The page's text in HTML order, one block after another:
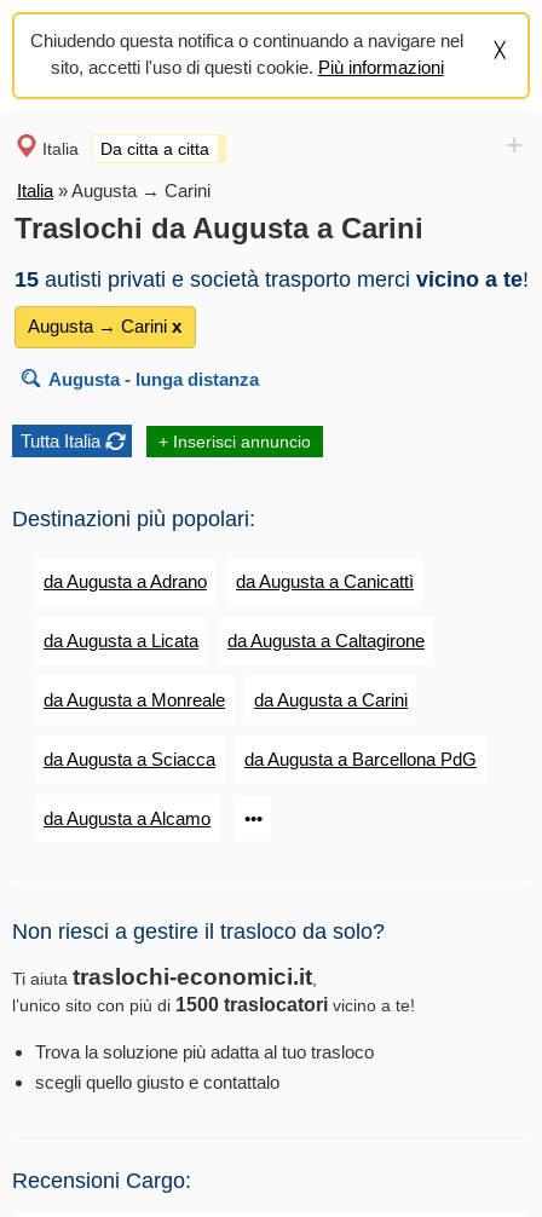
Chiudendo questa notifica o continuando a navigare nel
sito, accetti l'uso di questi cookie. Più informazioni
Italia Da citta a citta +
Italia »Augusta → Carini
Traslochi da Augusta a Carini
15 autisti privati e società trasporto merci vicino a te!
Augusta → Carini х
Augusta- lunga distanza
Tutta Italia + Inserisci annuncio
Destinazioni più popolari:
da Augusta a Adrano da Augusta a Canicattì
da Augusta a Licata da Augusta a Caltagirone
da Augusta a Monreale da Augusta a Carini
da Augusta a Sciacca da Augusta a Barcellona PdG
da Augusta a Alcamo •••
Non riesci a gestire il trasloco da solo?
Ti aiuta traslochi-economici.it
l’unico sito con più di 1500 traslocatori vicino a te!
Trova la soluzione più adatta al tuo trasloco
scegli quello giusto e contattalo
Recensioni Cargo: